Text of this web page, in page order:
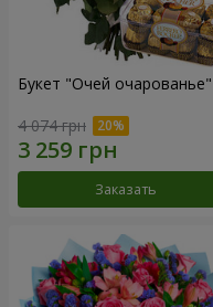
Букет "Очей очарованье"
4 074 грн
Заказать